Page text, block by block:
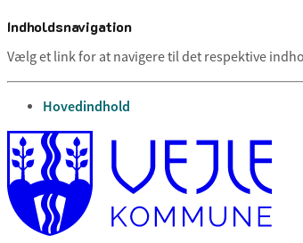
Indholdsnavigation
Vælg et link for at navigere til det respektive
gå til
Hovedindhold